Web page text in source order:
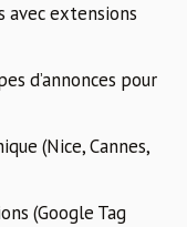
avec extensions
d’annonces pour
(Nice, Cannes,
(Google Tag